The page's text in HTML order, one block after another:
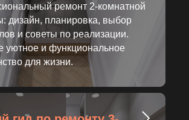
ремонт 2-комнатной
дизайн, планировка, выбор
и советы по реализации.
уютное и функциональное
для жизни.